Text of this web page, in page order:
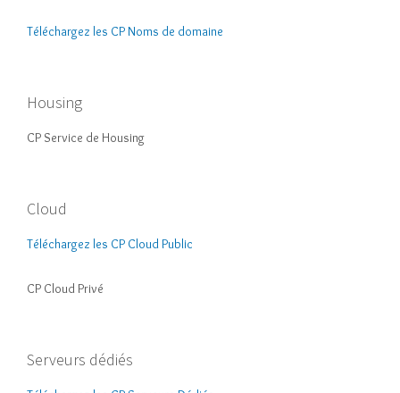
Téléchargez les CP Noms de domaine
Housing
CP Service de Housing
Cloud
Téléchargez les CP Cloud Public
CP Cloud Privé
Serveurs dédiés